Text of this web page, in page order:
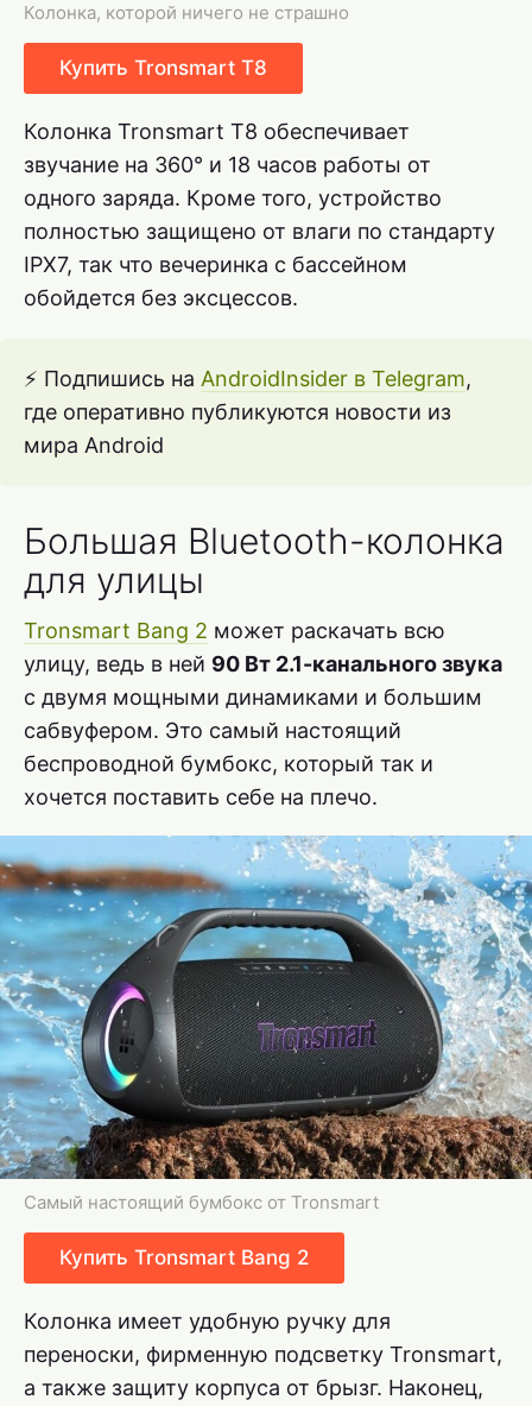
Колонка, которой ничего не страшно
Купить Tronsmart T8
Колонка Tronsmart T8 обеспечивает
звучание на 360° и 18 часов работы от
одного заряда. Кроме того, устройство
полностью защищено от влаги по стандарту
IPX7, так что вечеринка с бассейном
обойдется без эксцессов.
⚡ Подпишись на AndroidInsider в Telegram,
где оперативно публикуются новости из
мира Android
Большая Bluetooth-колонка
для улицы
Tronsmart Bang 2 может раскачать всю
улицу, ведь в ней 90 Вт 2.1-канального звука
с двумя мощными динамиками и большим
сабвуфером. Это самый настоящий
беспроводной бумбокс, который так и
хочется поставить себе на плечо.
Самый настоящий бумбокс от Tronsmart
Купить Tronsmart Bang 2
Колонка имеет удобную ручку для
переноски, фирменную подсветку Tronsmart,
а также защиту корпуса от брызг. Наконец,